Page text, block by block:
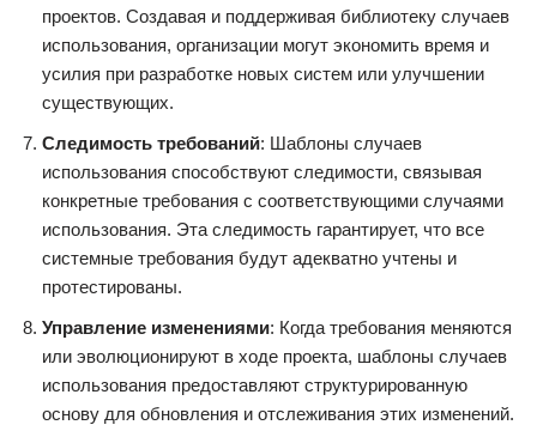
проектов. Создавая и поддерживая библиотеку случаев
использования, организации могут экономить время и
усилия при разработке новых систем или улучшении
существующих.
Следимость требований: Шаблоны случаев
использования способствуют следимости, связывая
конкретные требования с соответствующими случаями
использования. Эта следимость гарантирует, что все
системные требования будут адекватно учтены и
протестированы.
Управление изменениями: Когда требования меняются
или эволюционируют в ходе проекта, шаблоны случаев
использования предоставляют структурированную
основу для обновления и отслеживания этих изменений.